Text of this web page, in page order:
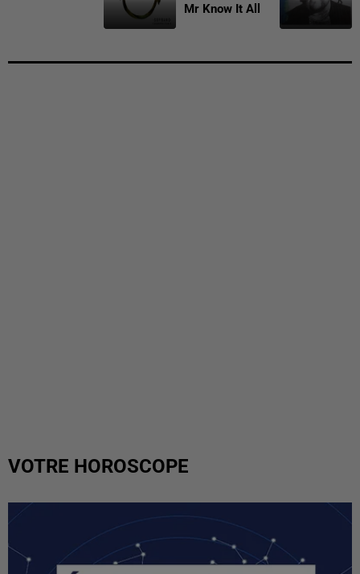
Mr Know It All
VOTRE HOROSCOPE